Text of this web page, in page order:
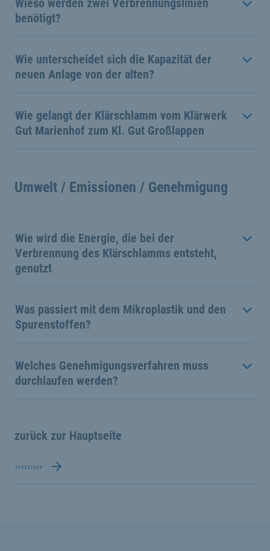
benötigt?
Wie unterscheidet sich die Kapazität der
neuen Anlage von der alten?
Wie gelangt der Klärschlamm vom Klärwerk
Gut Marienhof zum Kl. Gut Großlappen
Umwelt / Emissionen / Genehmigung
Wie wird die Energie, die bei der
Verbrennung des Klärschlamms entsteht,
genutzt
Was passiert mit dem Mikroplastik und den
Spurenstoffen?
Welches Genehmigungsverfahren muss
durchlaufen werden?
zurück zur Hauptseite
›››››››››